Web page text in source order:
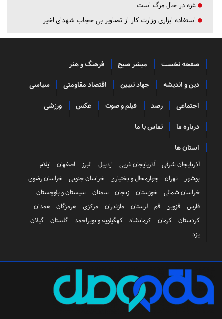
غزه در حال مرگ است
استفاده ابزاری وزارت کار از تصاویر بی حجاب شهدای اخیر
صفحه نخست مبشر صبح فرهنگ و هنر
دین و اندیشه جهاد تبیین اقتصاد مقاومتی سیاسی
اجتماعی رصد فیلم و صوت عکس ورزشی
درباره ما تماس با ما
استان ها
آذربایجان شرقی آذربایجان غربی اردبیل البرز اصفهان
ایلام
بوشهر
تهران چهارمحال و بختیاری خراسان جنوبی
خراسان رضوی
خراسان شمالی
خوزستان زنجان سمنان
سیستان و بلوچستان
فارس
قزوین قم لرستان مازندران مرکزی هرمزگان
همدان
کردستان
کرمان کرمانشاه کهگیلویه و بویراحمد گلستان
گیلان
یزد